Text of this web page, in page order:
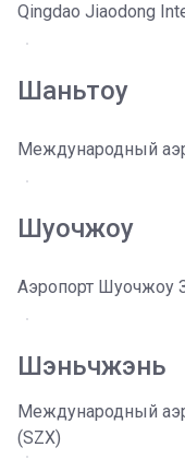
Qingdao Jiaodong
Шаньтоу
Международный
Шуочжоу
Аэропорт Шуочжоу
Шэньчжэнь
Международный
(SZX)